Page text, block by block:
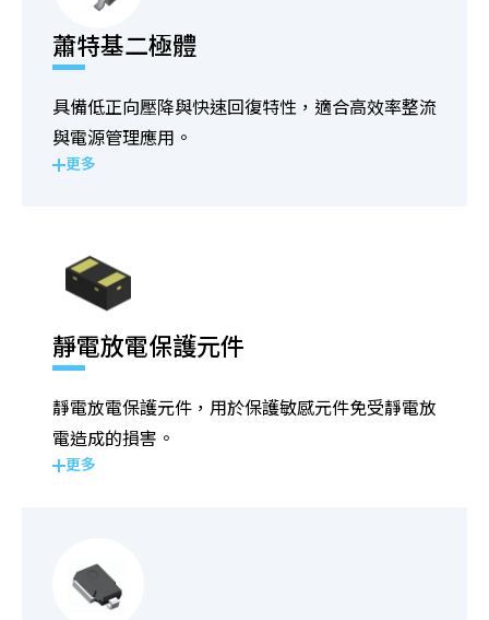
蕭特基二極體
具備低正向壓降與快速回復特性，適合高效率整流
與電源管理應用。
更多
靜電放電保護元件
靜電放電保護元件，用於保護敏感元件免受靜電放
電造成的損害。
更多